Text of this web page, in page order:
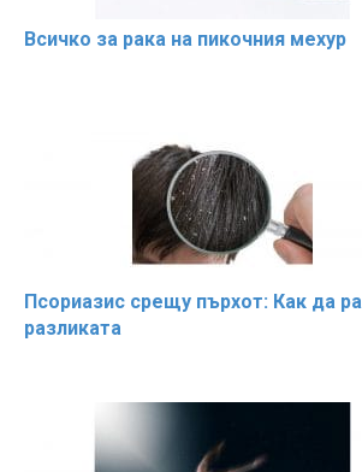
Всичко за рака на пикочния мехур
Псориазис срещу пърхот: Как да
разликата